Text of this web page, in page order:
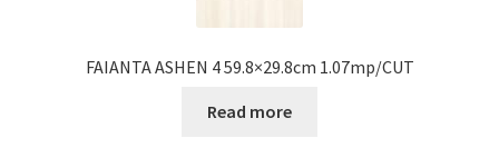
FAIANTA ASHEN 4 59.8×29.8cm 1.07mp/CUT
Read more